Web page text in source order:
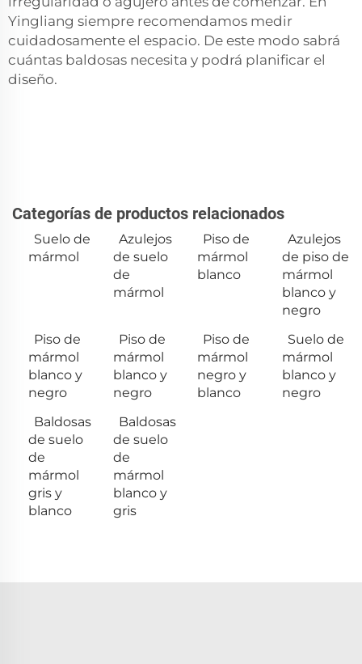
Yingliang siempre recomendamos medir
cuidadosamente el espacio. De este modo sabrá
cuántas baldosas necesita y podrá planificar el
diseño.
Categorías de productos relacionados
Suelo de
mármol
Azulejos
de suelo
de
mármol
Piso de
mármol
blanco
Azulejos
de piso de
mármol
blanco y
negro
Piso de
mármol
blanco y
negro
Piso de
mármol
blanco y
negro
Piso de
mármol
negro y
blanco
Suelo de
mármol
blanco y
negro
Baldosas
de suelo
de
mármol
gris y
blanco
Baldosas
de suelo
de
mármol
blanco y
gris